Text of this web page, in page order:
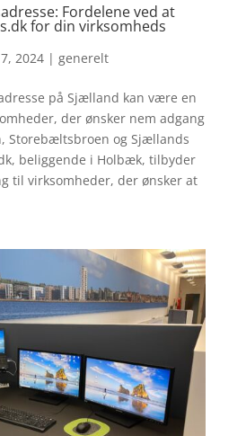
Fordelene ved at
for din virksomheds
2024| generelt
på Sjælland kan være en
der ønsker nem adgang
Storebæltsbroen og Sjællands
beliggende i Holbæk, tilbyder
til virksomheder, der ønsker at